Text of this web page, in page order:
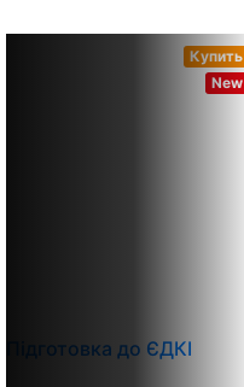
Купить
New
Підготовка до ЄДКІ